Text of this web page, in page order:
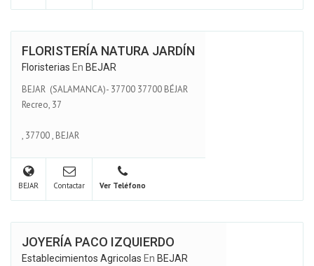
FLORISTERÍA NATURA JARDÍN
Floristerias En BEJAR
BEJAR (SALAMANCA)- 37700 37700 BÉJAR
Recreo, 37
, 37700, BEJAR
BEJAR Contactar Ver Teléfono
JOYERÍA PACO IZQUIERDO
Establecimientos Agricolas En BEJAR